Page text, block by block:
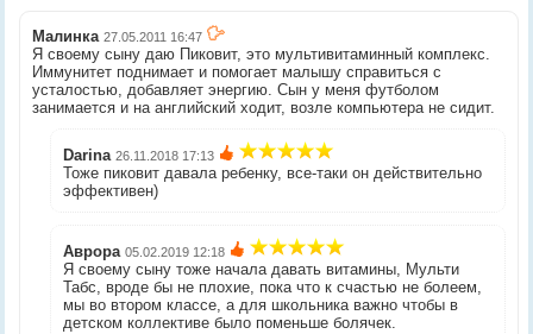
Малинка 27.05.2011 16:47
Я своему сыну даю Пиковит, это мультивитаминный комплекс.
Иммунитет поднимает и помогает малышу справиться с
усталостью, добавляет энергию. Сын у меня футболом
занимается и на английский ходит, возле компьютера не сидит.
Darina 26.11.2018 17:13
Тоже пиковит давала ребенку, все-таки он действительно
эффективен)
Аврора 05.02.2019 12:18
Я своему сыну тоже начала давать витамины, Мульти
Табс, вроде бы не плохие, пока что к счастью не болеем,
мы во втором классе, а для школьника важно чтобы в
детском коллективе было поменьше болячек.